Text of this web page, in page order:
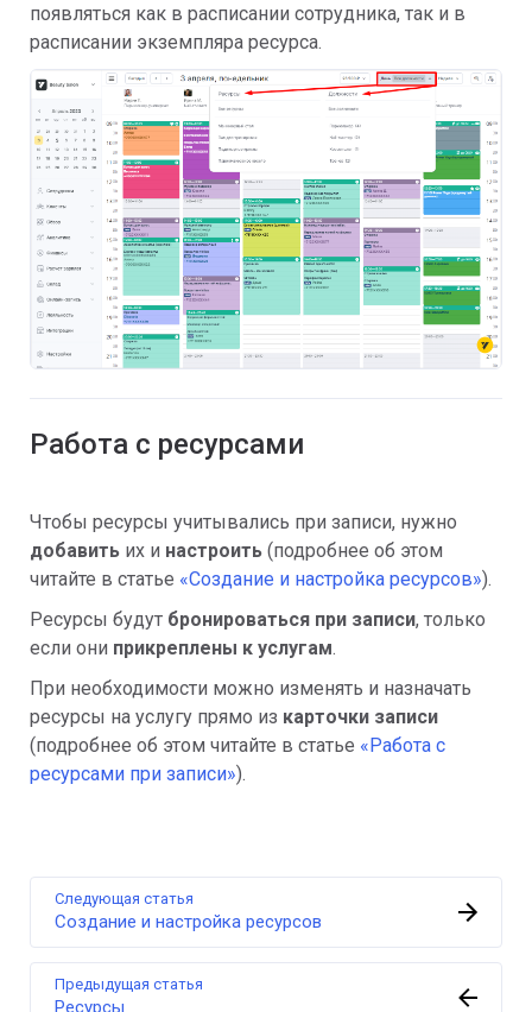
появляться как в расписании сотрудника, так и в
расписании экземпляра ресурса.
Работа с ресурсами
Чтобы ресурсы учитывались при записи, нужно
добавить их и настроить (подробнее об этом
читайте в статье «Создание и настройка ресурсов»).
Ресурсы будут бронироваться при записи, только
если они прикреплены к услугам.
При необходимости можно изменять и назначать
ресурсы на услугу прямо из карточки записи
(подробнее об этом читайте в статье «Работа с
ресурсами при записи»).
Предыдущая статья
Ресурсы
Следующая статья
Создание и настройка ресурсов